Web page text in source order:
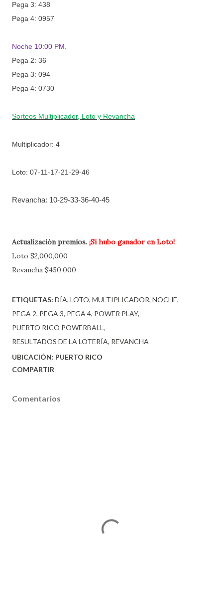
Pega 3: 438
Pega 4: 0957
Noche 10:00 PM.
Pega 2: 36
Pega 3: 094
Pega 4: 0730
Sorteos Multiplicador, Loto y Revancha
Multiplicador: 4
Loto: 07-11-17-21-29-46
Revancha: 10-29-33-36-40-45
Actualización premios. ¡Si hubo ganador en Loto!
Loto $2,000,000
Revancha $450,000
ETIQUETAS: DÍA LOTO MULTIPLICADOR NOCHE
PEGA 2 PEGA 3 PEGA 4 POWER PLAY
PUERTO RICO POWERBALL
RESULTADOS DE LA LOTERÍA REVANCHA
UBICACIÓN: PUERTO RICO
COMPARTIR
Comentarios